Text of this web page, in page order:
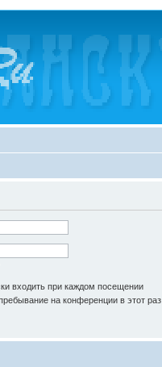
входить при каждом посещении
на конференции в этот раз